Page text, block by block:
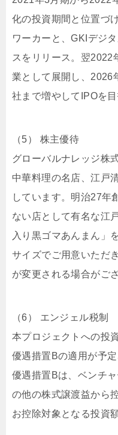
化の投資期間と位置づ
ワーカーと、GKIデジ
スをリリース。翌2022
業として展開し、2026
社まで増やしてIPOを目
（5） 株主優待
グローバルナレッジ株
中華料理の名店、江戸
しています。明治27年
ない店として有名な江
入り黒ゴマあんまん」
サイズでご用意いただ
が変更される場合がご
（6） エンジェル税制
本プロジェクトへの投
優遇措置Bの適用が予
優遇措置Bは、ベンチ
の他の株式譲渡益から
お控除対象となる投資